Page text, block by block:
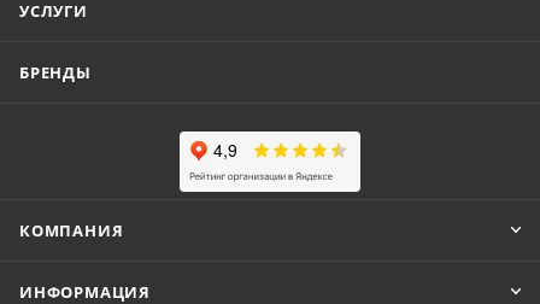
УСЛУГИ
БРЕНДЫ
КОМПАНИЯ
ИНФОРМАЦИЯ